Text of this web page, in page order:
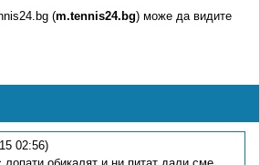
(m.tennis24.bg) може да видите
02:56)